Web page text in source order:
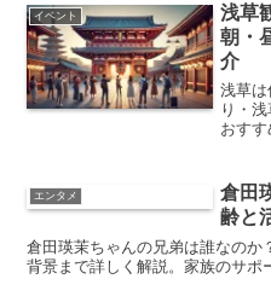
イベント
浅草
朝・
介
浅草は
り・
おす
エンタメ
倉田
齢と
倉田瑛茉ちゃんの兄弟は誰なのか
背景まで詳しく解説。家族のサポ